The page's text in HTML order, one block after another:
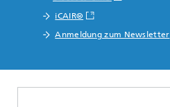
iCAIR®
Anmeldung zum Newsletter